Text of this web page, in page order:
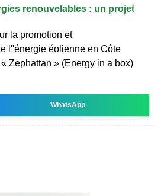
renouvelables : un projet
la promotion et
l''énergie éolienne en Côte
Zephattan » (Energy in a box)
WhatsApp